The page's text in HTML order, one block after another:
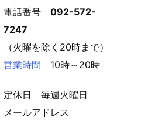
電話番号 092-572-
7247
（火曜を除く20時まで）
営業時間 10時～20時
定休日 毎週火曜日
メールアドレス